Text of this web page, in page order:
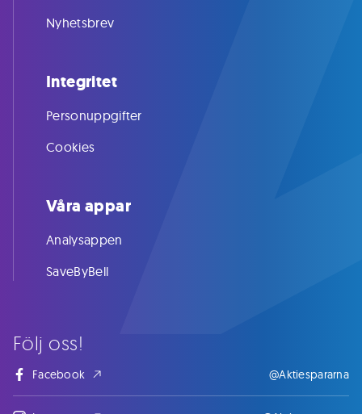
Följ oss!
Facebook @Aktiespararna
Nyhetsbrev
Integritet
Personuppgifter
Cookies
Våra appar
Analysappen
SaveByBell